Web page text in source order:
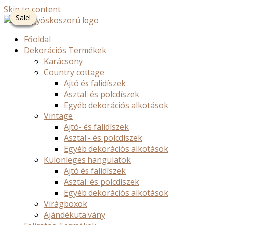
Skip to content
Főoldal
Dekorációs Termékek
Karácsony
Country cottage
Ajtó és falidíszek
Asztali és polcdíszek
Egyéb dekorációs alkotások
Vintage
Ajtó- és falidíszek
Asztali- és polcdíszek
Egyéb dekorációs alkotások
Különleges hangulatok
Ajtó és falidíszek
Asztali és polcdíszek
Egyéb dekorációs alkotások
Virágboxok
Ajándékutalvány
Sale!
Sale!
Sale!
Sale!